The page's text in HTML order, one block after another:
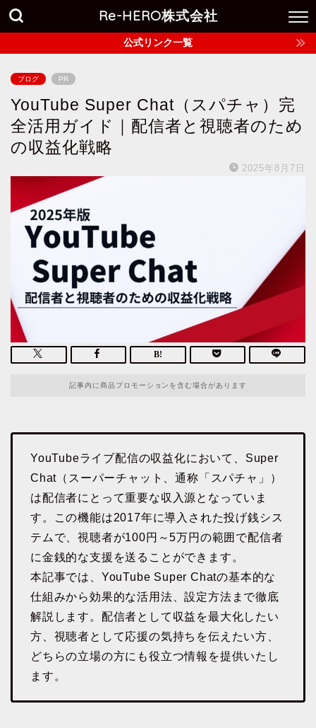
Re-HERO株式会社
公式リンク一覧
ブログ PR
YouTube Super Chat（スパチャ）完
全活用ガイド｜配信者と視聴者のため
の収益化戦略
2025年8月7日
記事内に商品プロモーションを含む場合があります
YouTubeライブ配信の収益化において、Super
Chat（スーパーチャット、通称「スパチャ」）
は配信者にとって重要な収入源となっていま
す。この機能は2017年に導入された投げ銭シス
テムで、視聴者が100円～5万円の範囲で配信者
に金銭的な支援を送ることができます。
本記事では、YouTube Super Chatの基本的な
仕組みから効果的な活用法、設定方法まで徹底
解説します。配信者として収益を最大化したい
方、視聴者として応援の気持ちを伝えたい方、
どちらの立場の方にも役立つ情報を提供いたし
ます。